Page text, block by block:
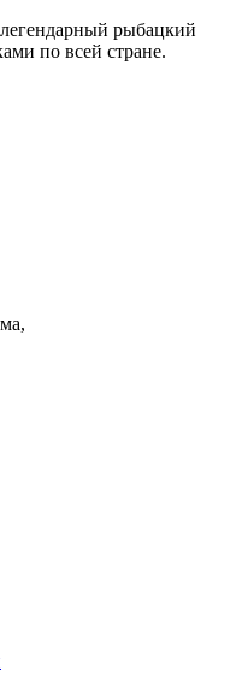
рыбацкий
по всей стране.